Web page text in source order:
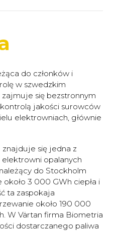
do członków i
w szwedzkim
się bezstronnym
jakości surowców
elektrowniach, głównie
się jedna z
elektrowni opalanych
do Stockholm
3 000 GWh ciepła i
ta zaspokaja
około 190 000
W Värtan firma Biometria
dostarczanego paliwa